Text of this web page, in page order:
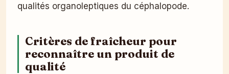
qualités organoleptiques du céphalopode.
Critères de fraîcheur pour
reconnaître un produit de
qualité